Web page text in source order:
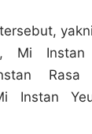
Mi
Instan